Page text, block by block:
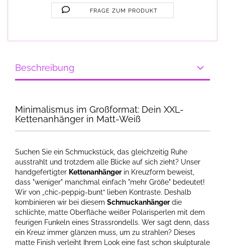
FRAGE ZUM PRODUKT
Beschreibung
Minimalismus im Großformat: Dein XXL-
Kettenanhänger in Matt-Weiß
Suchen Sie ein Schmuckstück, das gleichzeitig Ruhe
ausstrahlt und trotzdem alle Blicke auf sich zieht? Unser
handgefertigter Kettenanhängerin Kreuzform beweist,
dass "weniger" manchmal einfach "mehr Größe" bedeutet!
Wir von „chic-peppig-bunt“ lieben Kontraste. Deshalb
kombinieren wir bei diesem Schmuckanhängerdie
schlichte, matte Oberfläche weißer Polarisperlen mit dem
feurigen Funkeln eines Strassrondells. Wer sagt denn, dass
ein Kreuz immer glänzen muss, um zu strahlen? Dieses
matte Finish verleiht Ihrem Look eine fast schon skulpturale